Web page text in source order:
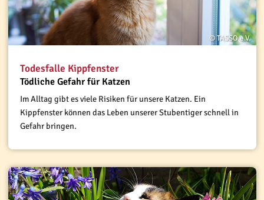
© TASSO e.V.
Todesfalle Kippfenster
Tödliche Gefahr für Katzen
Im Alltag gibt es viele Risiken für unsere Katzen. Ein
Kippfenster können das Leben unserer Stubentiger schnell in
Gefahr bringen.